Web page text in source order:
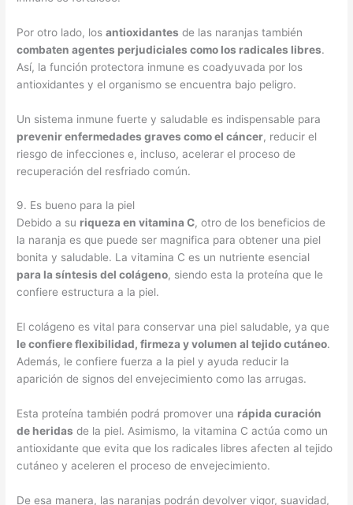
Por otro lado, losantioxidantes de las naranjas también
combaten agentes perjudiciales como los radicales libres.
Así, la función protectora inmune es coadyuvada por los
antioxidantes y el organismo se encuentra bajo peligro.
Un sistema inmune fuerte y saludable es indispensable para
prevenir enfermedades graves como el cáncer, reducir el
riesgo de infecciones e, incluso, acelerar el proceso de
recuperación del resfriado común.
9. Es bueno para la piel
Debido a su riqueza en vitamina C, otro de los beneficios de
la naranja es que puede ser magnifica para obtener una piel
bonita y saludable. La vitamina C es un nutriente esencial
para la síntesis del colágeno, siendo esta la proteína que le
confiere estructura a la piel.
El colágeno es vital para conservar una piel saludable, ya que
le confiere flexibilidad, firmeza y volumen al tejido cutáneo.
Además, le confiere fuerza a la piel y ayuda reducir la
aparición de signos del envejecimiento como las arrugas.
Esta proteína también podrá promover una rápida curación
de heridas de la piel. Asimismo, la vitamina C actúa como un
antioxidante que evita que los radicales libres afecten al tejido
cutáneo y aceleren el proceso de envejecimiento.
De esa manera, las naranjas podrán devolver vigor, suavidad,